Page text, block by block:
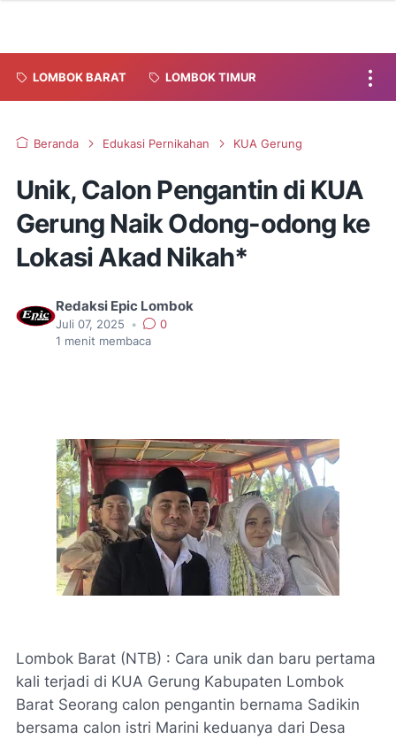
LOMBOK BARAT LOMBOK TIMUR
Beranda Edukasi Pernikahan KUA Gerung
Unik, Calon Pengantin di KUA
Gerung Naik Odong-odong ke
Lokasi Akad Nikah*
Redaksi Epic Lombok
Juli 07, 2025 •
0
1 menit membaca
Lombok Barat (NTB) : Cara unik dan baru pertama
kali terjadi di KUA Gerung Kabupaten Lombok
Barat Seorang calon pengantin bernama Sadikin
bersama calon istri Marini keduanya dari Desa